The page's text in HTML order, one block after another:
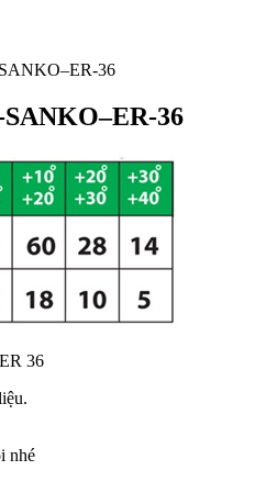
36
36
36
nhé